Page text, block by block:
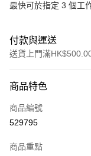
最快可於指定 3 個工
付款與運送
送貨上門滿
信用卡
AlipayHK
商品特色
商品編號
529795
商品重點